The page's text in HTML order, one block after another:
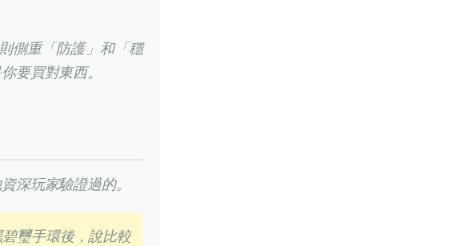
側重「防護」和「穩
要買對東西。
深玩家驗證過的。
璽手環後，說比較